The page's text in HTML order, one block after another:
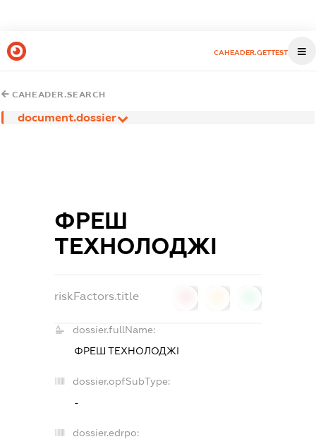
CAHEADER.GETTEST
CAHEADER.SEARCH
document.dossier
ФРЕШ
ТЕХНОЛОДЖІ
riskFactors.title
dossier.fullName:
ФРЕШ ТЕХНОЛОДЖІ
dossier.opfSubType:
-
dossier.edrpo: